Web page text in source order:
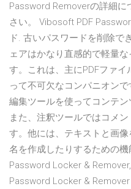
Password Removerの詳細
さい。 Vibosoft PDF
ド. 古いパスワードを削除で
ェアはかなり直感的で軽量
す。これは、主にPDFファ
って不可欠なコンパニオン
編集ツールを使ってコンテン
また、注釈ツールではコメ
す。他には、テキストと画
名を作成したりするための
Password Locker &
Password Locker &